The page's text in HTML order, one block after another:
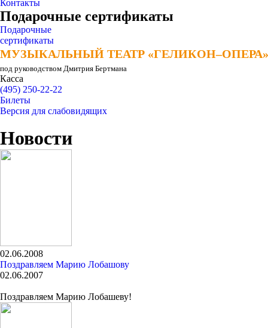
Контакты
Подарочные сертификаты
Подарочные
сертификаты
МУЗЫКАЛЬНЫЙ ТЕАТР «ГЕЛИКОН–ОПЕРА»
МУЗЫКАЛЬНЫЙ ТЕАТР «ГЕЛИКОН–ОПЕРА»
под руководством Дмитрия Бертмана
Касса
(495) 250-22-22
Билеты
Версия для слабовидящих
Новости
02.06.2008
Поздравляем Марию Лобашову
02.06.2007
Поздравляем Марию Лобашеву!